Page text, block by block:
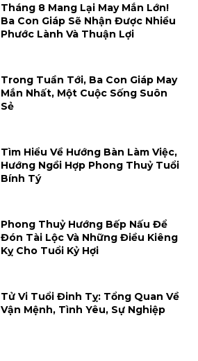
Tháng 8 Mang Lại May Mắn Lớn!
Ba Con Giáp Sẽ Nhận Được Nhiều
Phước Lành Và Thuận Lợi
Trong Tuần Tới, Ba Con Giáp May
Mắn Nhất, Một Cuộc Sống Suôn
Sẻ
Tìm Hiểu Về Hướng Bàn Làm Việc,
Hướng Ngồi Hợp Phong Thuỷ Tuổi
Bính Tý
Phong Thuỷ Hướng Bếp Nấu Để
Đón Tài Lộc Và Những Điều Kiêng
Kỵ Cho Tuổi Kỷ Hợi
Tử Vi Tuổi Đinh Tỵ: Tổng Quan Về
Vận Mệnh, Tình Yêu, Sự Nghiệp